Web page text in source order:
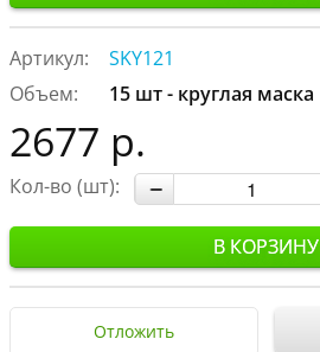
Артикул:
SKY121
Объем:
15 шт - круглая маска
2677 р.
Кол-во (шт):
В КОРЗИНУ
Отложить